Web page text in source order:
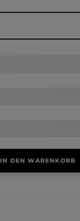
IN DEN WARENKORB